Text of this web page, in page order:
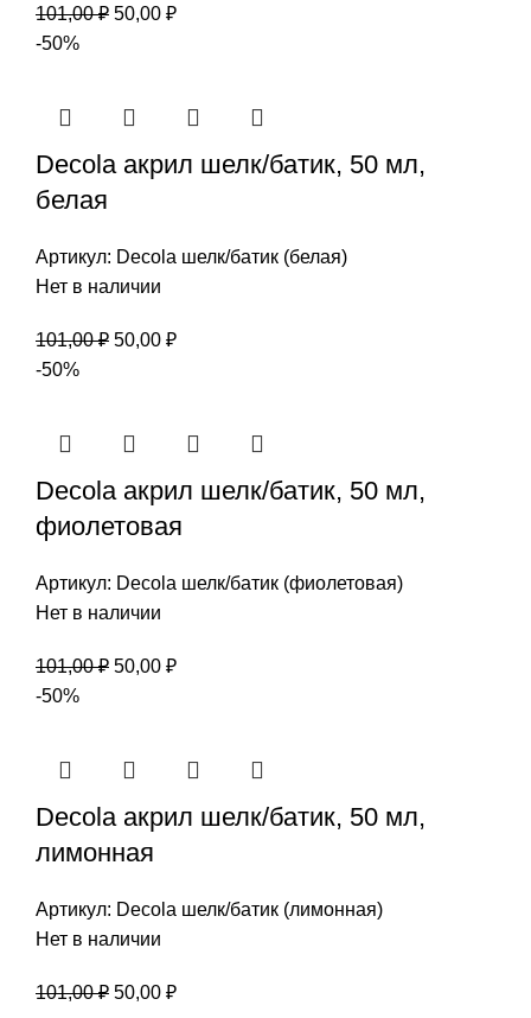
101,00₽ Первоначальная
50,00 ₽Текущая
-50%
Decola акрил шелк/батик, 50 мл,
белая
Артикул: Decola шелк/батик (белая)
Нет в наличии
101,00₽ Первоначальная
50,00 ₽Текущая
-50%
Decola акрил шелк/батик, 50 мл,
фиолетовая
Артикул: Decola шелк/батик (фиолетовая)
Нет в наличии
101,00₽ Первоначальная
50,00 ₽Текущая
-50%
Decola акрил шелк/батик, 50 мл,
лимонная
Артикул: Decola шелк/батик (лимонная)
Нет в наличии
101,00₽ Первоначальная
50,00 ₽Текущая